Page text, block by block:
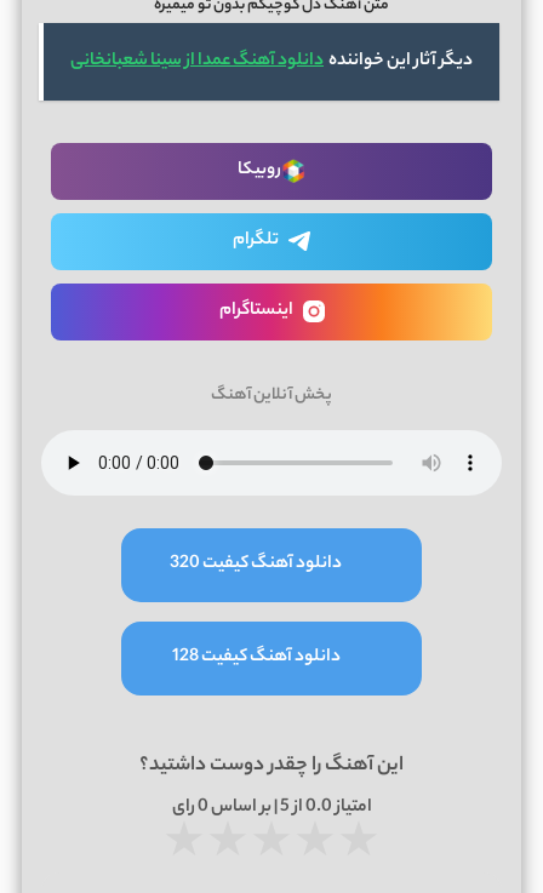
متن آهنگ دل کوچیکم بدون تو میمیره
دیگر آثار این خوانندهدانلود آهنگ عمدا از سینا شعبانخانی
روبیکا
تلگرام
اینستاگرام
پخش آنلاین آهنگ
دانلود آهنگ کیفیت 320
دانلود آهنگ کیفیت 128
این آهنگ را چقدر دوست داشتید؟
امتیاز0.0از 5 | بر اساس 0رای